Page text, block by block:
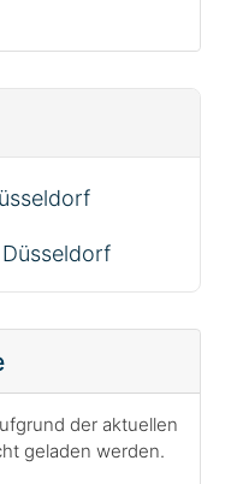
der aktuellen
geladen werden.